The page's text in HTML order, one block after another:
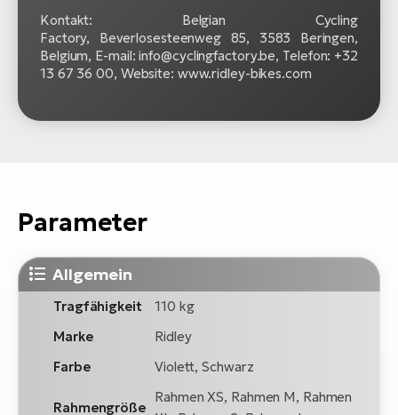
Kontakt: Belgian Cycling
Factory, Beverlosesteenweg 85, 3583 Beringen,
Belgium, E-mail: info@cyclingfactory.be, Telefon: +32
13 67 36 00, Website: www.ridley-bikes.com
Parameter
Allgemein
Tragfähigkeit
110 kg
Marke
Ridley
Farbe
Violett, Schwarz
Rahmengröße
Rahmen XS, Rahmen M, Rahmen